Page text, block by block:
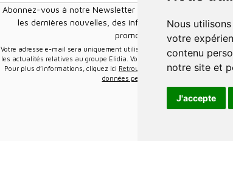
Nous utilisons des cookies et d'autres technologies de suivi pour améliorer
votre
contenu
notre site et
J'accepte
Abonnez-vous à notre Newsletter pour recevoir nos
les dernières nouvelles, des informations sur les
promotions.
Votre adresse e-mail sera uniquement utilisée pour vous envoyer des informations sur
les actualités relatives au groupe Elidia. Vous pouvez vous désinscrire à
Pour plus d’informations, cliquez ici Retrouvez ici notre politique de
données personnelles